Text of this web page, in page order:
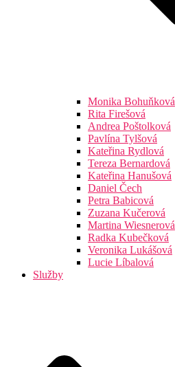
Monika Bohuňková
Rita Firešová
Andrea Poštolková
Pavlína Tylšová
Kateřina Rydlová
Tereza Bernardová
Kateřina Hanušová
Daniel Čech
Petra Babicová
Zuzana Kučerová
Martina Wiesnerová
Radka Kubečková
Veronika Lukášová
Lucie Líbalová
Služby